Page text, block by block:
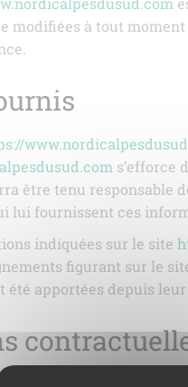
modifiées à tout
s’efforce
être tenu responsable
lui fournissent ces
indiquées sur le site
figurant sur le
été apportées depuis